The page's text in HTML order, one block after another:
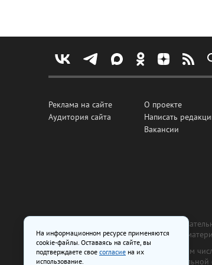
Реклама на сайте
Аудитория сайта
О проекте
Написать
Вакансии
Все рекламные товары подлежат
изготовлена и размещена на основе
На сайте www.irk.ru размещаются в том
от 29 октября 2018 г., выдан
На информационном ресурсе применяются
cookie-файлы. Оставаясь на сайте, вы
подтверждаете свое согласие на их
использование.